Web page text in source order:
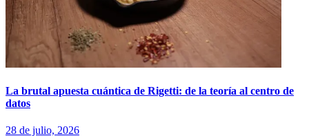
La brutal apuesta cuántica de Rigetti: de la teoría al centro de
datos
28 de julio, 2026